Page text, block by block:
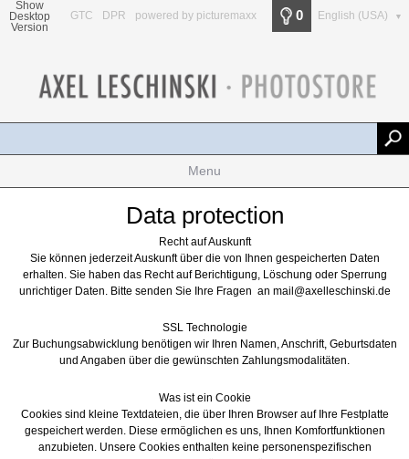
Show
Desktop
Version
GTC DPR powered by picturemaxx 0 English (USA) ▼
Menu
Data protection
Recht auf Auskunft
Sie können jederzeit Auskunft über die von Ihnen gespeicherten Daten
erhalten. Sie haben das Recht auf Berichtigung, Löschung oder Sperrung
unrichtiger Daten. Bitte senden Sie Ihre Fragen an mail@axelleschinski.de
SSL Technologie
Zur Buchungsabwicklung benötigen wir Ihren Namen, Anschrift, Geburtsdaten
und Angaben über die gewünschten Zahlungsmodalitäten.
Was ist ein Cookie
Cookies sind kleine Textdateien, die über Ihren Browser auf Ihre Festplatte
gespeichert werden. Diese ermöglichen es uns, Ihnen Komfortfunktionen
anzubieten. Unsere Cookies enthalten keine personenspezifischen